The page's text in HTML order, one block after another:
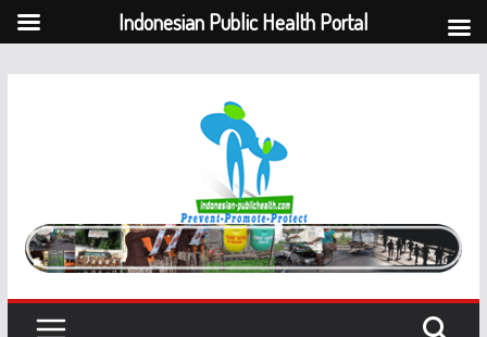
Indonesian Public Health Portal